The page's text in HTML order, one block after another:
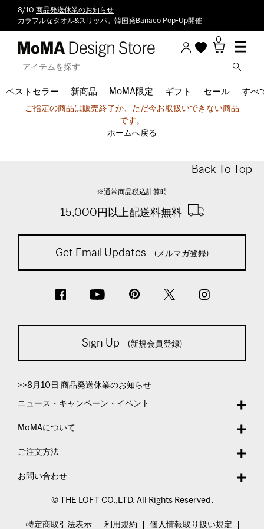
8/10 商品発送休業のお知らせ
カラフルなタオル&スリッパ。 韓国発Banaco Pop-Up開催
0
ベストセラー 新商品 MoMA限定 ギフト セール すべ
申し訳ございません。
ご指定の商品は販売終了か、ただ今お取扱いできない商品
です。
ホームへ戻る
Back To Top
※通常商品税込計算時
15,000円以上配送料無料
Get Email Updates (メルマガ登録)
Sign Up (新規会員登録)
>>8月10日 商品発送休業のお知らせ
ニュース・キャンペーン・イベント
MoMAについて
ご注文方法
お問い合わせ
© THE LOFT CO.,LTD. All Rights Reserved.
特定商取引法表示 利用規約 個人情報取り扱い規定